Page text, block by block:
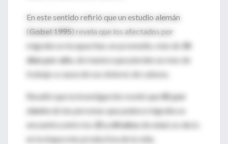
En este sentido refirió que un estudio alemán
(Gobel 1995) revela que los afectados por
migraña se incapacitan, en promedio, más de 30
días por año , de manera que pierden un mes de
trabajo a causa de sus dolores de cabeza.
Resaltó que la investigación reveló que81 por
cientode las personas que padece migraña se
encuentra entre los
25 y 64 añosde edad, es decir,
en la etapa más productiva de la vida.